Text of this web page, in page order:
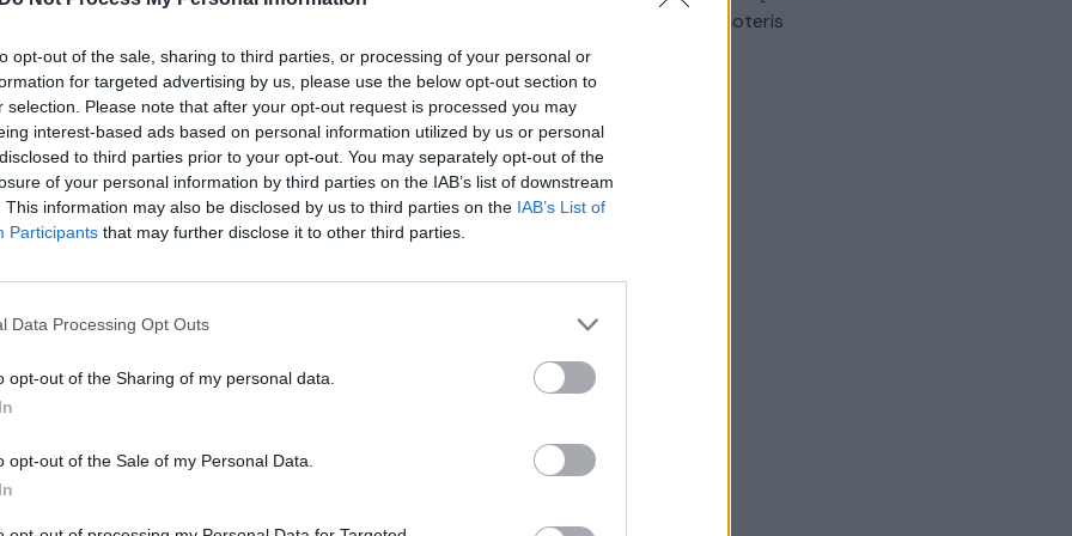
opt-out of the sale, sharing to third parties, or processing of your personal or
for targeted advertising by us, please use the below opt-out section to
selection. Please note that after your opt-out request is processed you may
interest-based ads based on personal information utilized by us or personal
to third parties prior to your opt-out. You may separately opt-out of the
of your personal information by third parties on the IAB’s list of downstream
This information may also be disclosed by us to third parties on the IAB’s List of
Participants that may further disclose it to other third parties.
Data Processing Opt Outs
opt-out of the Sharing of my personal data.
opt-out of the Sale of my Personal Data.
iš Rusijos Federacijos ūkio subjektų, o į
dokumentuose nurodant, kad vežamas
Kontrabanda
Ruošiantis naujiems mokslo metams –
būtina pasikalbėti
automobilis sužalojo dvi moteris
Žinios | Lietuvos diena